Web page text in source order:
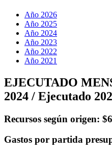
Año 2026
Año 2025
Año 2024
Año 2023
Año 2022
Año 2021
EJECUTADO
2024 / Ejecutado
Recursos según origen:
Gastos por partida